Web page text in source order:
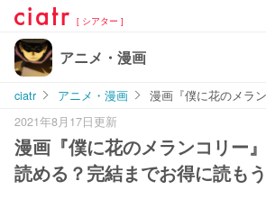
[ シアター ]
アニメ・漫画
ciatr アニメ・漫画
漫画『僕に花のメラ
2021年8月17日更新
漫画『僕に花のメランコリー
読める？完結までお得に読もう